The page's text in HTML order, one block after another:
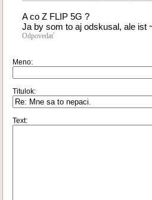
A co Z FLIP 5G ?
Ja by som to aj odskusal, ale ist
Odpovedať
Meno:
Titulok:
Text: